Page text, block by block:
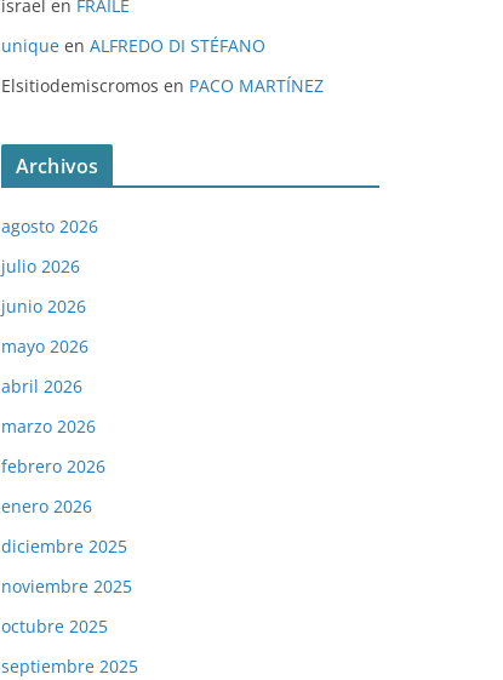
israel en FRAILE
unique en ALFREDO DI STÉFANO
Elsitiodemiscromos en PACO MARTÍNEZ
Archivos
agosto 2026
julio 2026
junio 2026
mayo 2026
abril 2026
marzo 2026
febrero 2026
enero 2026
diciembre 2025
noviembre 2025
octubre 2025
septiembre 2025